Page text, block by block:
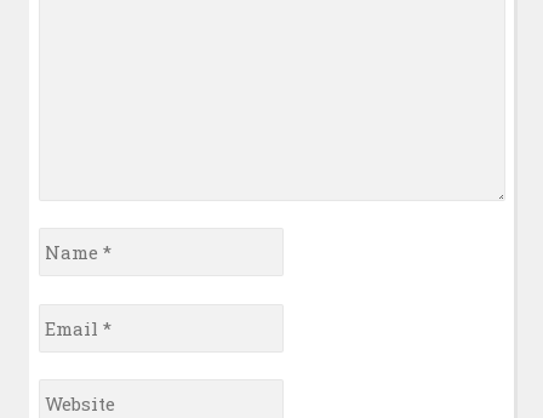
Name
*
Email
*
Website